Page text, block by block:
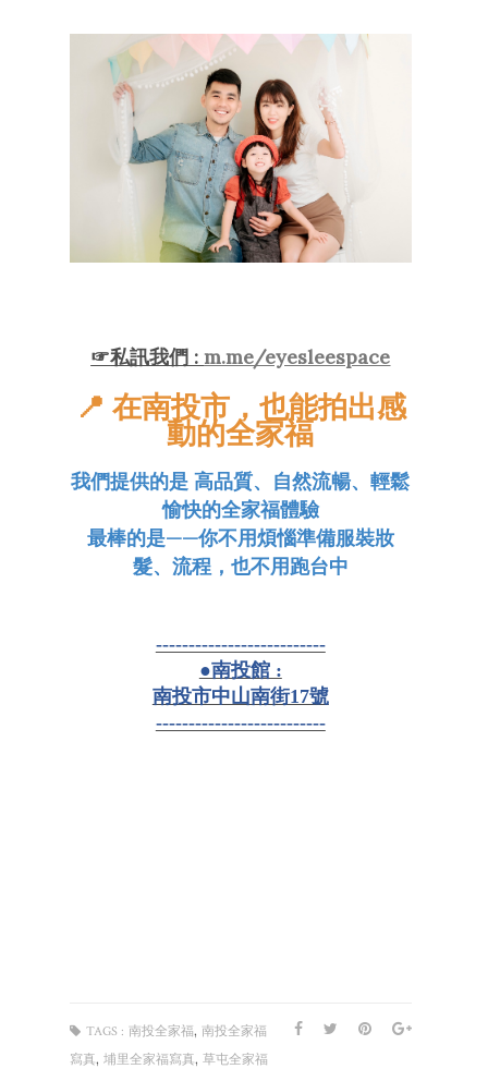
☞私訊我們 : m.me/eyesleespace
📍 在南投市，也能拍出感
動的全家福
我們提供的是高品質、自然流暢、輕鬆
愉快的全家福體驗
最棒的是——你不用煩惱準備服裝妝
髮、流程，也不用跑台中
--------------------------
●南投館 :
南投市中山南街17號
--------------------------
TAGS : 南投全家福, 南投全家福
寫真, 埔里全家福寫真, 草屯全家福